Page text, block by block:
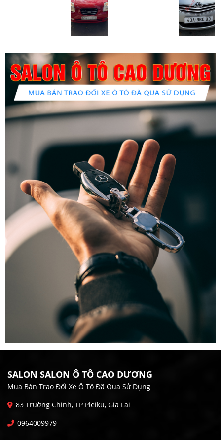
SALON SALON Ô TÔ CAO DƯƠNG
Mua Bán Trao Đổi Xe Ô Tô Đã Qua Sử Dụng
83 Trường Chinh, TP Pleiku, Gia Lai
0964009979